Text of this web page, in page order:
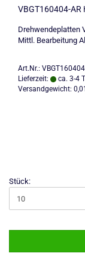
VBGT160404-AR
Drehwendeplatten
Mittl. Bearbeitung
Art.Nr.:
Lieferzeit:
ca. 3-4
Versandgewicht: 0,01
Stück: